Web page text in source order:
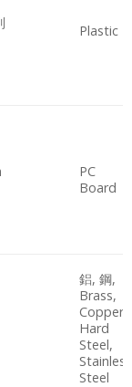
Plastic
PC
Board
鋁, 鋼,
Brass,
Copper,
Hard
Steel,
Stainless
Steel